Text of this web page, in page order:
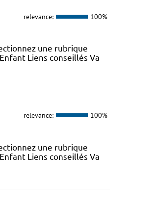
relevance: 100%
une rubrique
Liens conseillés Va
relevance: 100%
une rubrique
Liens conseillés Va